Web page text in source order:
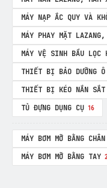
MÁY NẠP ẮC QUY VÀ
MÁY PHAY MẶT
MÁY VỆ SINH BẦU LỌC
THIẾT BỊ BẢO DƯỠNG
THIẾT BỊ KÉO NẮN
TỦ ĐỰNG DỤNG CỤ 16
MÁY BƠM MỠ BẰNG CHÂN
MÁY BƠM MỠ BẰNG TAY 2